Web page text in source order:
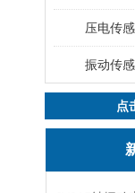
压电传
振动传感
点